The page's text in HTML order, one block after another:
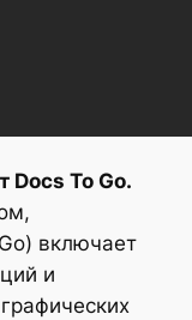
Docs To Go.
включает
и